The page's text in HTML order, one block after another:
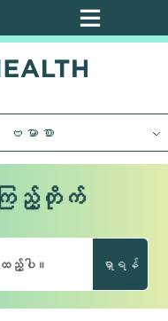
ဗမာစာ
ကြည့်တိုက်
ရှာရန်